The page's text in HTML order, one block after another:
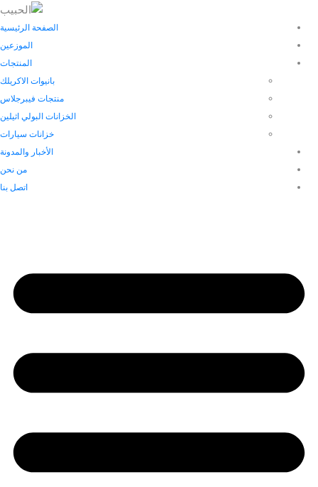
الصفحة الرئيسية
بانيوات الاكريلك
منتجات فيبرجلاس
الخزانات البولي اثيلين
خزانات سيارات
الأخبار والمدونة